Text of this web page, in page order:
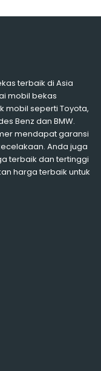
terbaik di Asia
mobil bekas
mobil seperti Toyota,
Benz dan BMW.
mendapat garansi
Anda juga
terbaik dan tertinggi
harga terbaik untuk